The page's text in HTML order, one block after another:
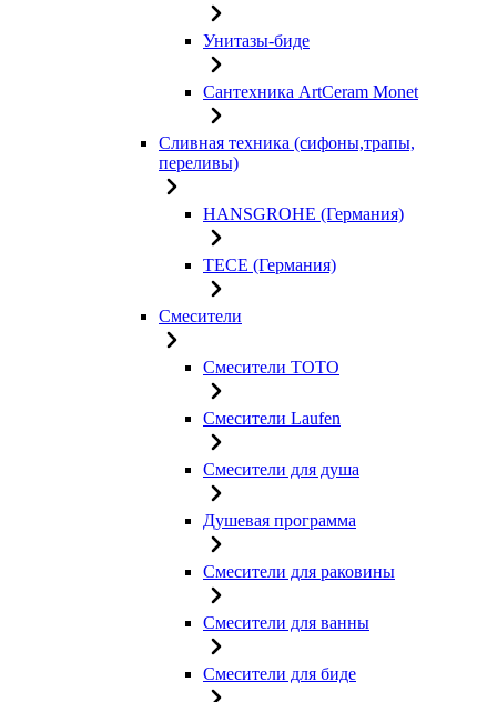
Унитазы-биде
Сантехника ArtCeram Monet
Сливная техника (сифоны,трапы,
переливы)
HANSGROHE (Германия)
TECE (Германия)
Смесители
Смесители TOTO
Смесители Laufen
Смесители для душа
Душевая программа
Смесители для раковины
Смесители для ванны
Смесители для биде